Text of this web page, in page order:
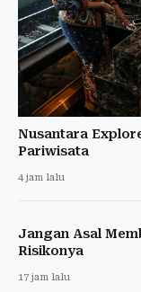
Nusantara
Pariwisata
4 jam lalu
Jangan Asal
Risikonya
17 jam lalu